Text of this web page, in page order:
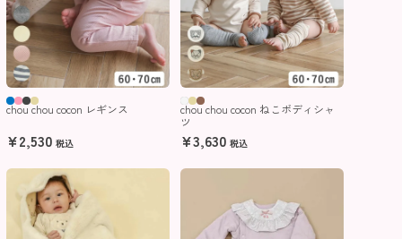
chou chou cocon レギンス
¥2,530 税込
chou chou cocon ねこボディシャ
ツ
¥3,630 税込